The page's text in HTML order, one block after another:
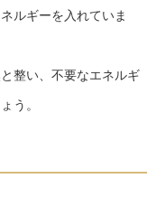
ルギーを入れていま
整い、不要なエネルギ
う。